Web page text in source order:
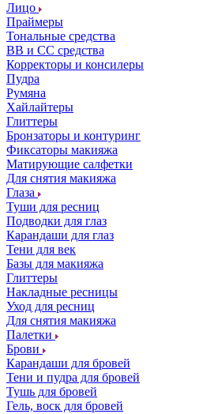
Лицо
Праймеры
Тональные средства
ВВ и СС средства
Корректоры и консилеры
Пудра
Румяна
Хайлайтеры
Глиттеры
Бронзаторы и контуринг
Фиксаторы макияжа
Матирующие салфетки
Для снятия макияжа
Глаза
Туши для ресниц
Подводки для глаз
Карандаши для глаз
Тени для век
Базы для макияжа
Глиттеры
Накладные ресницы
Уход для ресниц
Для снятия макияжа
Палетки
Брови
Карандаши для бровей
Тени и пудра для бровей
Тушь для бровей
Гель, воск для бровей